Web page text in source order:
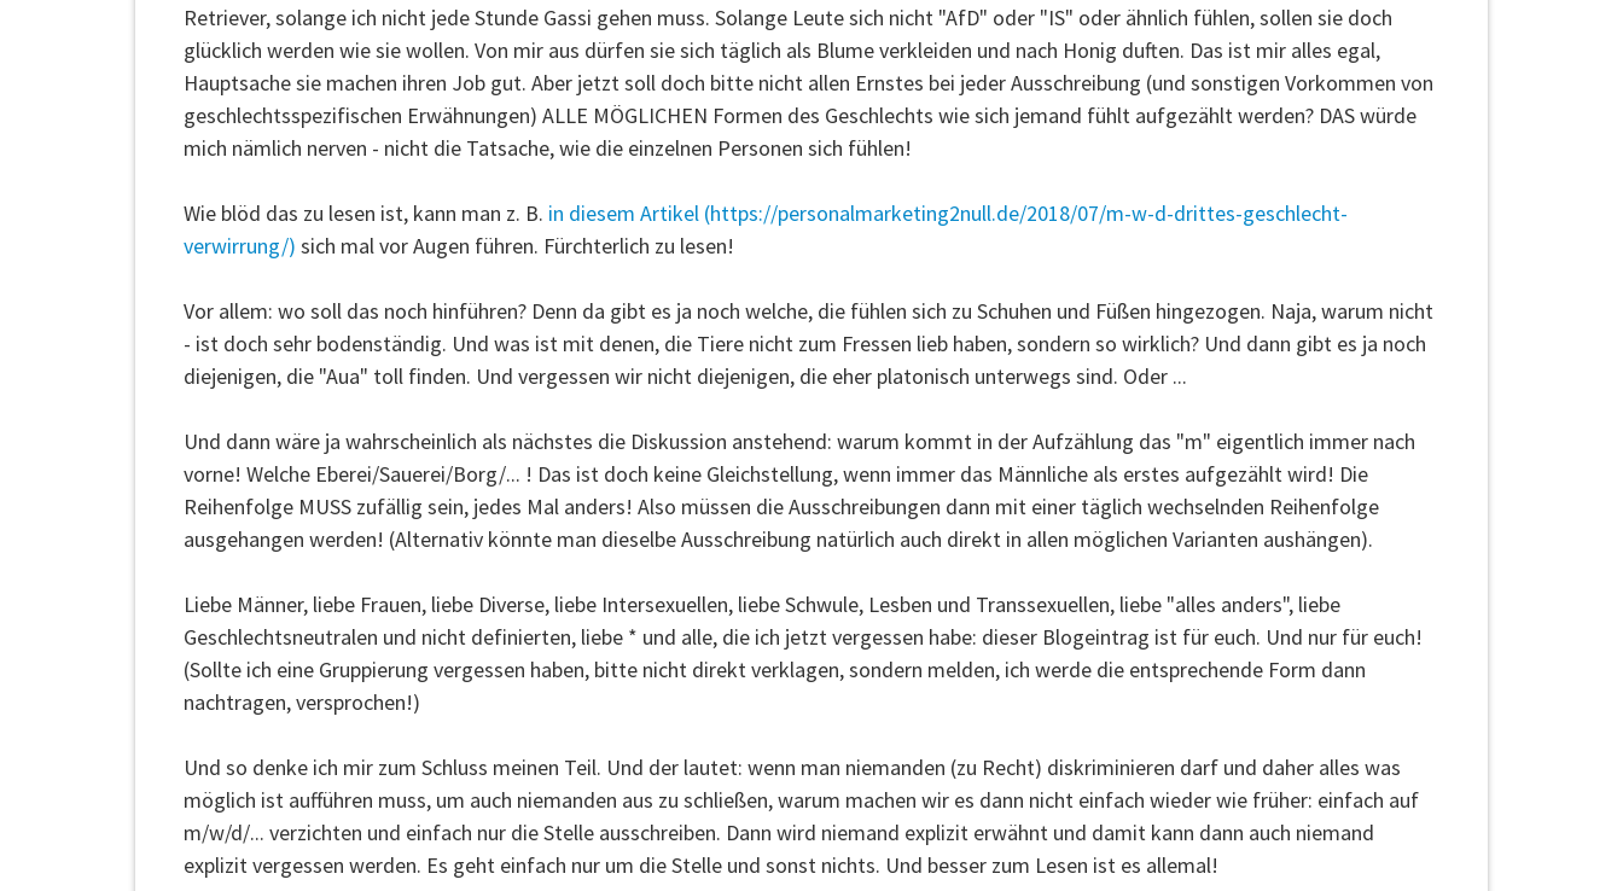
Retriever, solange ich nicht jede Stunde Gassi gehen muss. Solange Leute sich nicht "AfD" oder "IS" oder ähnlich fühlen, sollen sie doch
glücklich werden wie sie wollen. Von mir aus dürfen sie sich täglich als Blume verkleiden und nach Honig duften. Das ist mir alles egal,
Hauptsache sie machen ihren Job gut. Aber jetzt soll doch bitte nicht allen Ernstes bei jeder Ausschreibung (und sonstigen Vorkommen von
geschlechtsspezifischen Erwähnungen) ALLE MÖGLICHEN Formen des Geschlechts wie sich jemand fühlt aufgezählt werden? DAS würde
mich nämlich nerven - nicht die Tatsache, wie die einzelnen Personen sich fühlen!
Wie blöd das zu lesen ist, kann man z. B. in diesem Artikel (https://personalmarketing2null.de/2018/07/m-w-d-drittes-geschlecht-
verwirrung/) sich mal vor Augen führen. Fürchterlich zu lesen!
Vor allem: wo soll das noch hinführen? Denn da gibt es ja noch welche, die fühlen sich zu Schuhen und Füßen hingezogen. Naja, warum nicht
- ist doch sehr bodenständig. Und was ist mit denen, die Tiere nicht zum Fressen lieb haben, sondern so wirklich? Und dann gibt es ja noch
diejenigen, die "Aua" toll finden. Und vergessen wir nicht diejenigen, die eher platonisch unterwegs sind. Oder ...
Und dann wäre ja wahrscheinlich als nächstes die Diskussion anstehend: warum kommt in der Aufzählung das "m" eigentlich immer nach
vorne! Welche Eberei/Sauerei/Borg/... ! Das ist doch keine Gleichstellung, wenn immer das Männliche als erstes aufgezählt wird! Die
Reihenfolge MUSS zufällig sein, jedes Mal anders! Also müssen die Ausschreibungen dann mit einer täglich wechselnden Reihenfolge
ausgehangen werden! (Alternativ könnte man dieselbe Ausschreibung natürlich auch direkt in allen möglichen Varianten aushängen).
Liebe Männer, liebe Frauen, liebe Diverse, liebe Intersexuellen, liebe Schwule, Lesben und Transsexuellen, liebe "alles anders", liebe
Geschlechtsneutralen und nicht definierten, liebe * und alle, die ich jetzt vergessen habe: dieser Blogeintrag ist für euch. Und nur für euch!
(Sollte ich eine Gruppierung vergessen haben, bitte nicht direkt verklagen, sondern melden, ich werde die entsprechende Form dann
nachtragen, versprochen!)
Und so denke ich mir zum Schluss meinen Teil. Und der lautet: wenn man niemanden (zu Recht) diskriminieren darf und daher alles was
möglich ist aufführen muss, um auch niemanden aus zu schließen, warum machen wir es dann nicht einfach wieder wie früher: einfach auf
m/w/d/... verzichten und einfach nur die Stelle ausschreiben. Dann wird niemand explizit erwähnt und damit kann dann auch niemand
explizit vergessen werden. Es geht einfach nur um die Stelle und sonst nichts. Und besser zum Lesen ist es allemal!